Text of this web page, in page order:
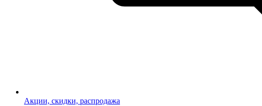
Акции, скидки, распродажа